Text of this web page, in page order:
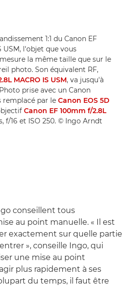
1:1 du Canon EF
USM, l'objet que vous
la même taille que sur le
photo. Son équivalent RF,
MACRO IS USM, va jusqu'à
prise avec un Canon
remplacé par le Canon EOS 5D
Canon EF 100mm f/2.8L
f/16 et ISO 250. © Ingo Arndt
conseillent tous
au point manuelle. « Il est
exactement sur quelle partie
», conseille Ingo, qui
une mise au point
plus rapidement à ses
du temps, il faut être